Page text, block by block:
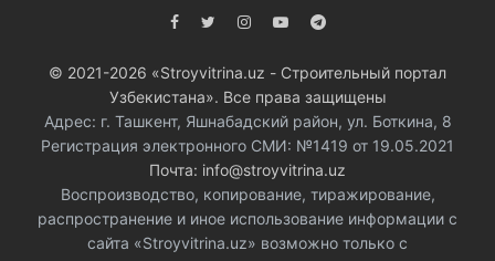
© 2021-2026 «Stroyvitrina.uz - Строительный портал
Узбекистана». Все права защищены
Адрес: г. Ташкент, Яшнабадский район, ул. Боткина, 8
Регистрация электронного СМИ: №1419 от 19.05.2021
Почта: info@stroyvitrina.uz
Воспроизводство, копирование, тиражирование,
распространение и иное использование информации с
сайта «Stroyvitrina.uz» возможно только с